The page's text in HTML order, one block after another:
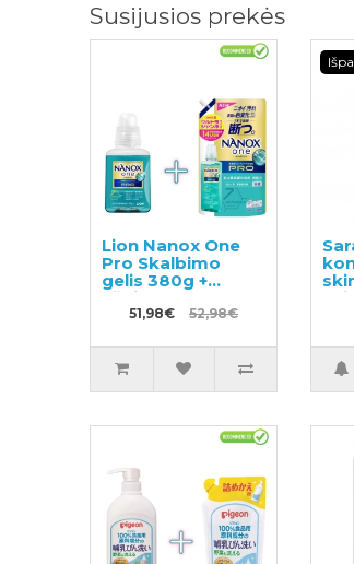
Susijusios prekės
Lion Nanox One
Pro Skalbimo
gelis 380g +
užpildas 1400g
51,98€ 52,98€